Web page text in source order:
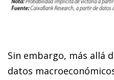
Sin embargo, más allá
datos